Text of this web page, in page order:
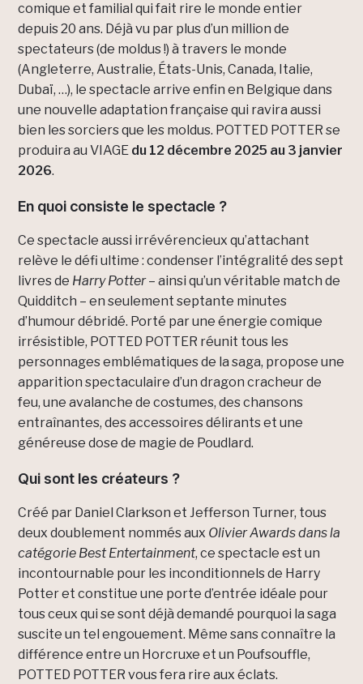
comique et familial qui fait rire le monde entier
depuis 20 ans. Déjà vu par plus d’un million de
spectateurs (de moldus !) à travers le monde
(Angleterre, Australie, États-Unis, Canada, Italie,
Dubaï, …), le spectacle arrive enfin en Belgique dans
une nouvelle adaptation française qui ravira aussi
bien les sorciers que les moldus. POTTED POTTER se
produira au VIAGE du 12 décembre 2025 au 3 janvier
2026.
En quoi consiste le spectacle ?
Ce spectacle aussi irrévérencieux qu’attachant
relève le défi ultime : condenser l’intégralité des sept
livres de Harry Potter– ainsi qu’un véritable match de
Quidditch – en seulement septante minutes
d’humour débridé. Porté par une énergie comique
irrésistible, POTTED POTTER réunit tous les
personnages emblématiques de la saga, propose une
apparition spectaculaire d’un dragon cracheur de
feu, une avalanche de costumes, des chansons
entraînantes, des accessoires délirants et une
généreuse dose de magie de Poudlard.
Qui sont les créateurs ?
Créé par Daniel Clarkson et Jefferson Turner, tous
deux doublement nommés aux Olivier Awards dans la
catégorie Best Entertainment, ce spectacle est un
incontournable pour les inconditionnels de Harry
Potter et constitue une porte d’entrée idéale pour
tous ceux qui se sont déjà demandé pourquoi la saga
suscite un tel engouement. Même sans connaître la
différence entre un Horcruxe et un Poufsouffle,
POTTED POTTER vous fera rire aux éclats.